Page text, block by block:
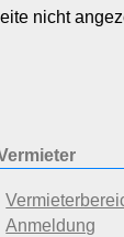
nicht
Anmeldung